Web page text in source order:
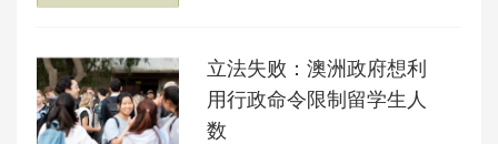
立法失败：澳洲政府想利
用行政命令限制留学生人
数